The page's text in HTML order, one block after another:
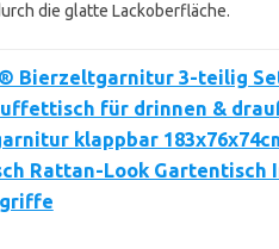
die glatte Lackoberfläche.
Bierzeltgarnitur 3-teilig
für drinnen &
klappbar
Rattan-Look Gartentisch